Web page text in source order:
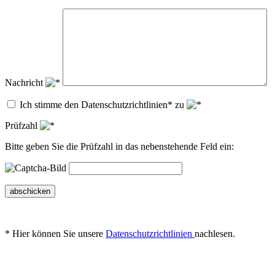
Nachricht
Ich stimme den Datenschutzrichtlinien* zu
Prüfzahl
Bitte geben Sie die Prüfzahl in das nebenstehende Feld ein:
abschicken
* Hier können Sie unsere Datenschutzrichtlinien nachlesen.